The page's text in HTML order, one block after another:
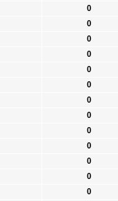
0
0
0
0
0
0
0
0
0
0
0
0
0